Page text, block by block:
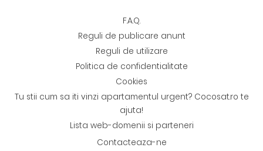
F.A.Q.
Reguli de publicare anunt
Reguli de utilizare
Politica de confidentialitate
Cookies
Tu stii cum sa iti vinzi apartamentul urgent? Cocosat.ro te
ajuta!
Lista web-domenii si parteneri
Contacteaza-ne